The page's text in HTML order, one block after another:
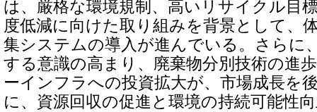
は、厳格な環境規制、高いリサイクル目
度低減に向けた取り組みを背景として、
集システムの導入が進んでいる。さらに
する意識の高まり、廃棄物分別技術の進
ーインフラへの投資拡大が、市場成長を
に、資源回収の促進と環境の持続可能性